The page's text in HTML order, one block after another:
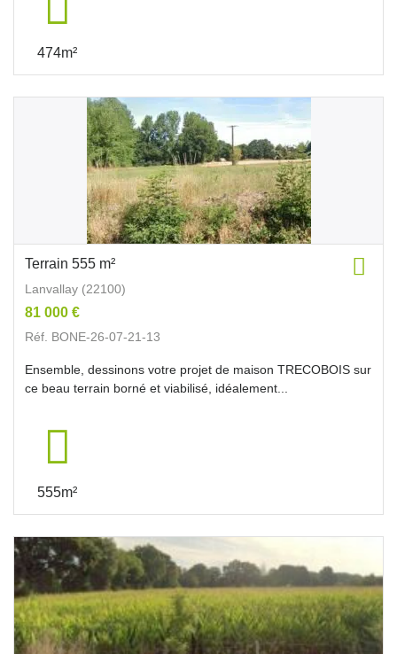
474m²
Terrain 555 m²
Lanvallay (22100)
81 000 €
Réf. BONE-26-07-21-13
Ensemble, dessinons votre projet de maison TRECOBOIS sur
ce beau terrain borné et viabilisé, idéalement...
555m²